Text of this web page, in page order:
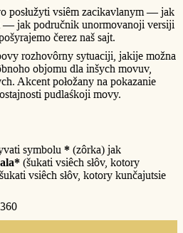
posłužyti vsiêm zacikavlanym — jak
— jak područnik unormovanoji versiji
čerez naš sajt.
rozhovôrny sytuaciji, jakije možna
objomu dla inšych movuv,
Akcent połožany na pokazanie
pudlaśkoji movy.
symbolu * (zôrka) jak
ala* (šukati vsiêch słôv, kotory
vsiêch słôv, kotory kunčajutsie